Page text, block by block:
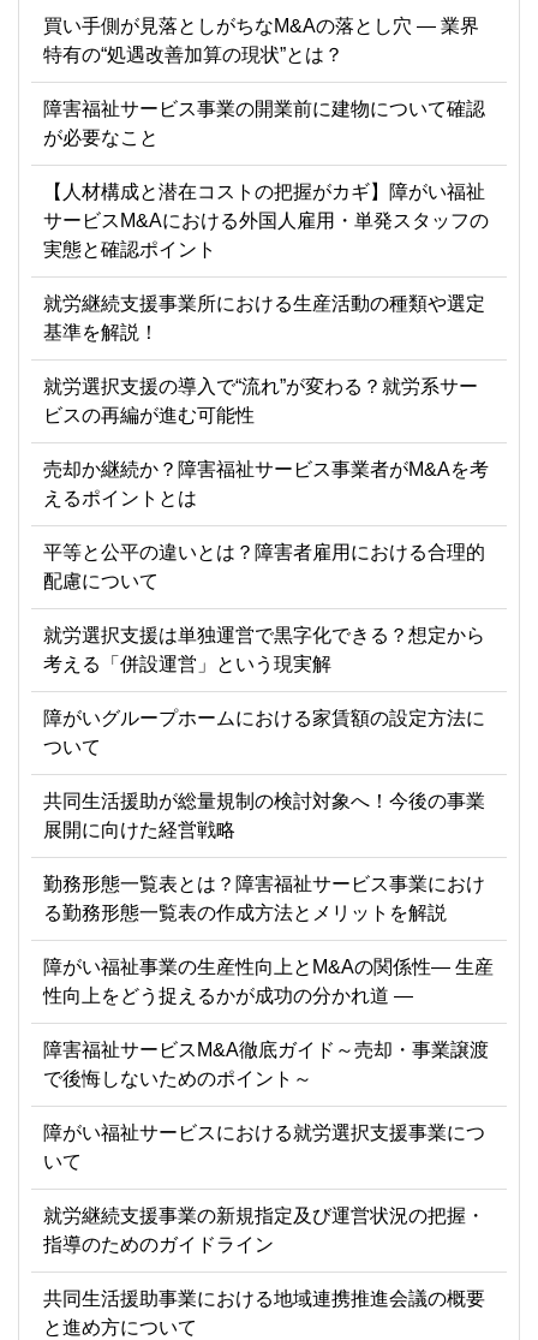
買い手側が見落としがちなM&Aの落とし穴 ― 業界
特有の“処遇改善加算の現状”とは？
障害福祉サービス事業の開業前に建物について確認
が必要なこと
【人材構成と潜在コストの把握がカギ】障がい福祉
サービスM&Aにおける外国人雇用・単発スタッフの
実態と確認ポイント
就労継続支援事業所における生産活動の種類や選定
基準を解説！
就労選択支援の導入で“流れ”が変わる？就労系サー
ビスの再編が進む可能性
売却か継続か？障害福祉サービス事業者がM&Aを考
えるポイントとは
平等と公平の違いとは？障害者雇用における合理的
配慮について
就労選択支援は単独運営で黒字化できる？想定から
考える「併設運営」という現実解
障がいグループホームにおける家賃額の設定方法に
ついて
共同生活援助が総量規制の検討対象へ！今後の事業
展開に向けた経営戦略
勤務形態一覧表とは？障害福祉サービス事業におけ
る勤務形態一覧表の作成方法とメリットを解説
障がい福祉事業の生産性向上とM&Aの関係性― 生産
性向上をどう捉えるかが成功の分かれ道 ―
障害福祉サービスM&A徹底ガイド～売却・事業譲渡
で後悔しないためのポイント～
障がい福祉サービスにおける就労選択支援事業につ
いて
就労継続支援事業の新規指定及び運営状況の把握・
指導のためのガイドライン
共同生活援助事業における地域連携推進会議の概要
と進め方について